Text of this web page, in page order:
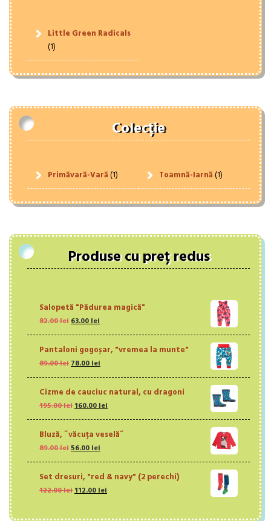
Little Green Radicals
(1)
Colecție
Primăvară-Vară(1) Toamnă-Iarnă(1)
Produse cu preț redus
Salopetă "Pădurea magică"
82.00lei Prețul
fost:
82.00 lei.
63.00lei
63.00 lei.
Pantaloni gogoșar, "vremea la munte"
89.00lei Prețul
fost:
89.00 lei.
78.00lei
78.00 lei.
Cizme de cauciuc natural, cu dragoni
195.00lei Prețul
fost:
195.00 lei.
160.00lei
160.00 lei.
Bluză, ˝văcuța veselă˝
89.00leiPrețul
fost:
89.00 lei.
56.00lei
56.00 lei.
Set dresuri, "red & navy" (2 perechi)
122.00lei Prețul
112.00lei